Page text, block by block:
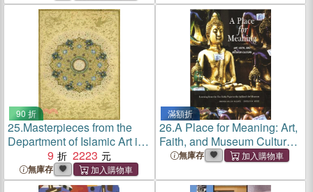
90 折
25.Masterpieces from the
Department of Islamic Art in
the Metropolitan Museum of
Art
9 2223
無庫存
滿額折
26.A Place for Meaning: Art,
Faith, and Museum Culture:
Learning from the Five
Art Museum
無庫存